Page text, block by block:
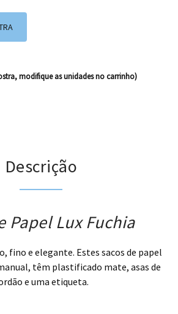
modifique as unidades no carrinho)
Descrição
Papel Lux Fuchia
fino e elegante. Estes sacos de papel
têm plastificado mate, asas de
e uma etiqueta.